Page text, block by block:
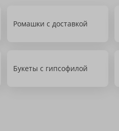
Ромашки с доставкой
Букеты с гипсофилой